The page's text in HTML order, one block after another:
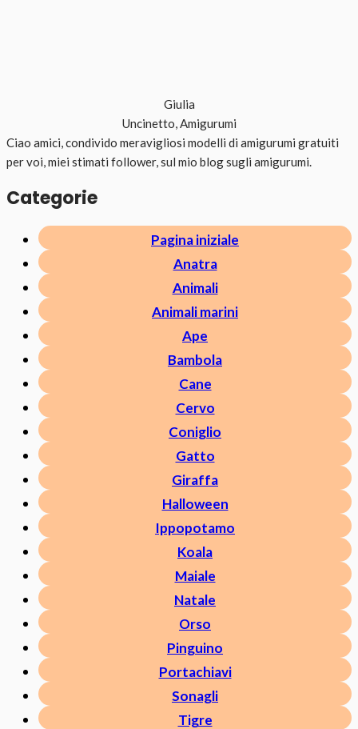
Giulia
Uncinetto, Amigurumi
Ciao amici, condivido meravigliosi modelli di amigurumi gratuiti
per voi, miei stimati follower, sul mio blog sugli amigurumi.
Categorie
Pagina iniziale
Anatra
Animali
Animali marini
Ape
Bambola
Cane
Cervo
Coniglio
Gatto
Giraffa
Halloween
Ippopotamo
Koala
Maiale
Natale
Orso
Pinguino
Portachiavi
Sonagli
Tigre